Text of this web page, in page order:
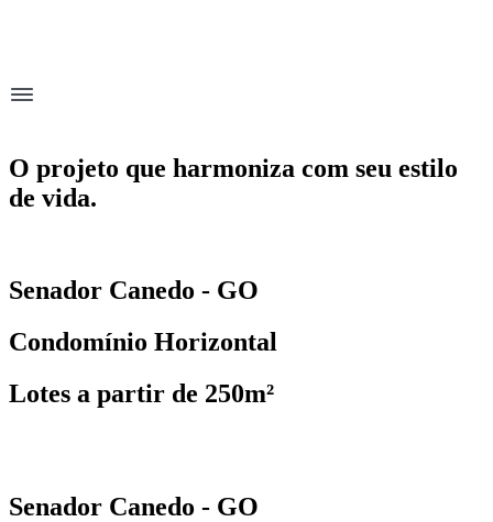
O projeto que harmoniza com seu estilo
de vida.
Senador Canedo - GO
Condomínio Horizontal
Lotes a partir de 250m²
Senador Canedo - GO